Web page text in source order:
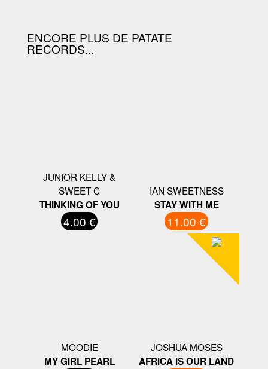
ENCORE PLUS DE PATATE
RECORDS...
JUNIOR KELLY &
SWEET C
THINKING OF YOU
4.00 €
IAN SWEETNESS
STAY WITH ME
11.00 €
MOODIE
MY GIRL PEARL
JOSHUA MOSES
AFRICA IS OUR LAND